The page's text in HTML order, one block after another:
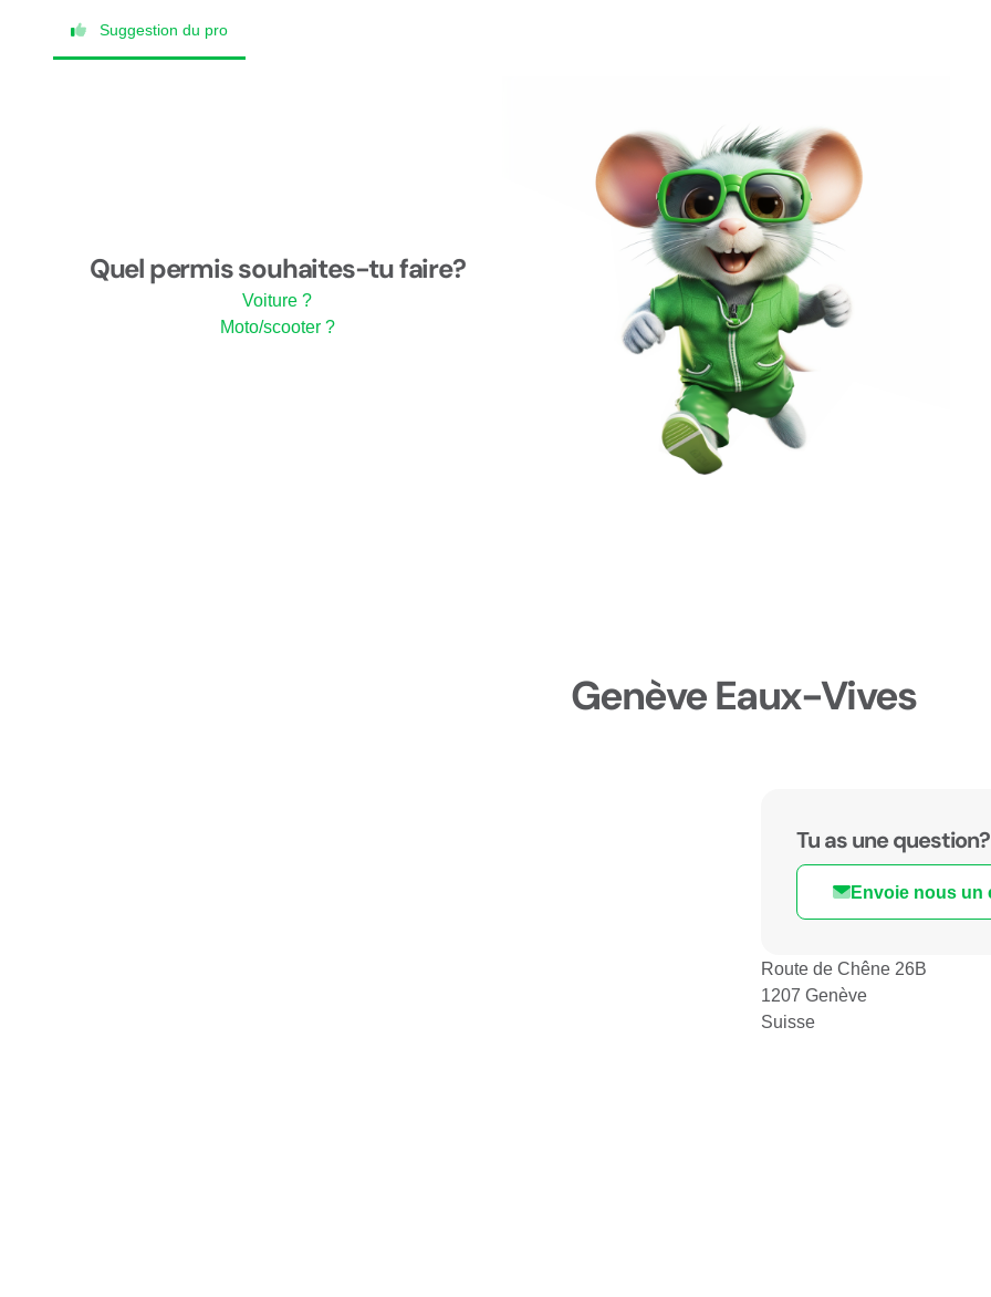
Suggestion du pro
Quel permis souhaites-tu faire?
Voiture ?
Moto/scooter ?
Genève Eaux-Vives
Tu as une question?
Envoie nous un
Route de Chêne 26B
1207 Genève
Suisse